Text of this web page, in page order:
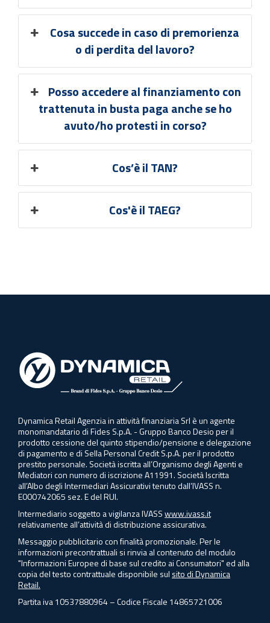
Cosa succede in caso di premorienza
o di perdita del lavoro?
Posso accedere al finanziamento con
trattenuta in busta paga anche se ho
avuto/ho protesti in corso?
Cos’è il TAN?
Cos'è il TAEG?
Dynamica Retail Agenzia in attività finanziaria Srl è un agente
monomandatario di Fides S.p.A. - Gruppo Banco Desio per il
prodotto cessione del quinto stipendio/pensione e delegazione
di pagamento e di Sella Personal Credit S.p.A. per il prodotto
prestito personale. Società iscritta all’Organismo degli Agenti e
Mediatori con numero di iscrizione A11991. Società Iscritta
all’Albo degli Intermediari Assicurativi tenuto dall’IVASS n.
E000742065 sez. E del RUI.
Intermediario soggetto a vigilanza IVASSwww.ivass.it
relativamente all’attività di distribuzione assicurativa.
Messaggio pubblicitario con finalità promozionale. Per le
informazioni precontrattuali si rinvia al contenuto del modulo
"Informazioni Europee di base sul credito ai Consumatori" ed alla
copia del testo contrattuale disponibile sul sito di Dynamica
Retail.
Partita iva 10537880964 – Codice Fiscale 14865721006